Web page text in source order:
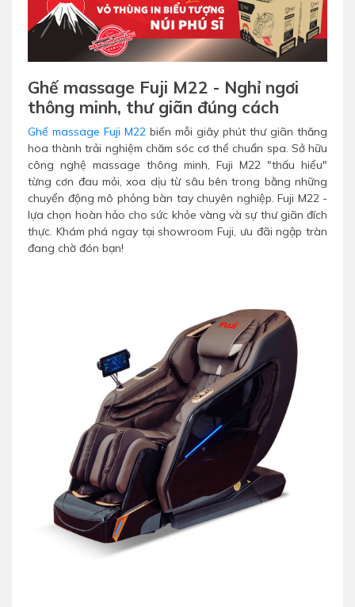
Ghế massage Fuji M22 - Nghỉ ngơi
thông minh, thư giãn đúng cách
Ghế massage Fuji M22 biến mỗi giây phút thư giãn thăng
hoa thành trải nghiệm chăm sóc cơ thể chuẩn spa. Sở hữu
công nghệ massage thông minh, Fuji M22 "thấu hiểu"
từng cơn đau mỏi, xoa dịu từ sâu bên trong bằng những
chuyển động mô phỏng bàn tay chuyên nghiệp. Fuji M22 -
lựa chọn hoàn hảo cho sức khỏe vàng và sự thư giãn đích
thực. Khám phá ngay tại showroom Fuji, ưu đãi ngập tràn
đang chờ đón bạn!